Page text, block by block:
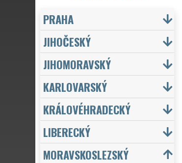
PRAHA
JIHOČESKÝ
JIHOMORAVSKÝ
KARLOVARSKÝ
KRÁLOVÉHRADECKÝ
LIBERECKÝ
MORAVSKOSLEZSKÝ